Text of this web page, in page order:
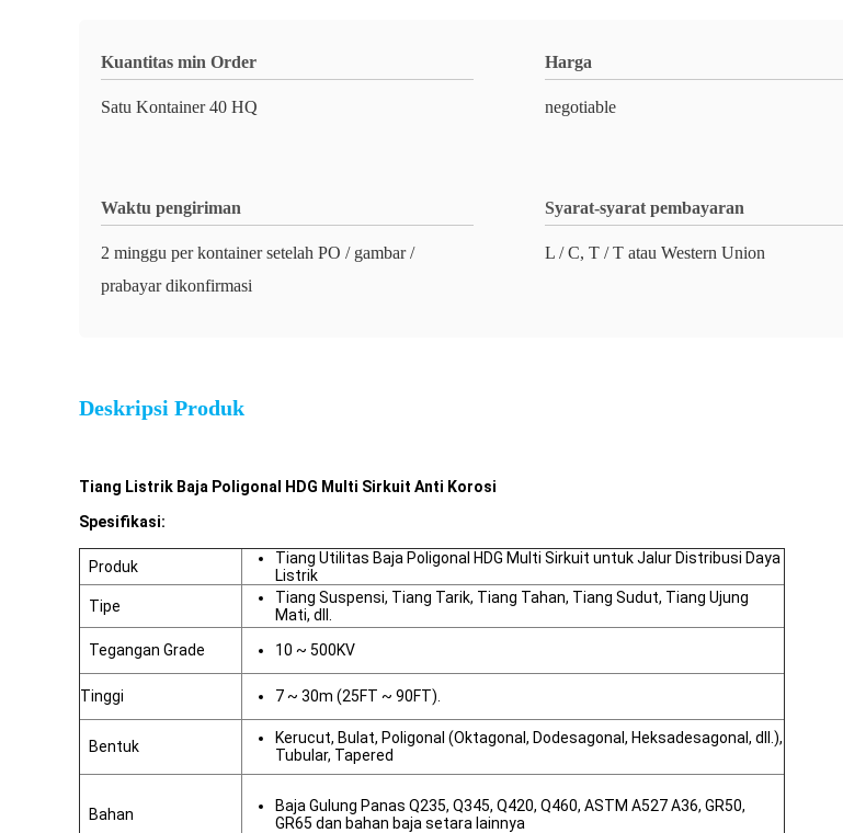
Kuantitas min Order
Satu Kontainer 40 HQ
Harga
negotiable
Waktu pengiriman
2 minggu per kontainer setelah PO / gambar /
prabayar dikonfirmasi
Syarat-syarat pembayaran
L / C, T / T atau Western Union
Deskripsi Produk
Tiang Listrik Baja Poligonal HDG Multi Sirkuit Anti Korosi
Spesifikasi:
Produk
Tiang Utilitas Baja Poligonal HDG Multi Sirkuit untuk Jalur Distribusi Daya
Listrik
Tipe
Tiang Suspensi, Tiang Tarik, Tiang Tahan, Tiang Sudut, Tiang Ujung
Mati, dll.
Tegangan Grade
10 ~ 500KV
Tinggi 7 ~ 30m (25FT ~ 90FT).
Bentuk
Kerucut, Bulat, Poligonal (Oktagonal, Dodesagonal, Heksadesagonal, dll.),
Tubular, Tapered
Bahan
Baja Gulung Panas Q235, Q345, Q420, Q460, ASTM A527 A36, GR50,
GR65 dan bahan baja setara lainnya